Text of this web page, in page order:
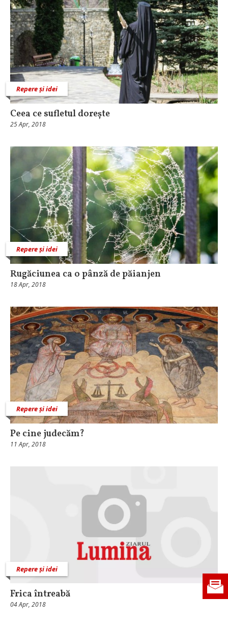
Repere și idei
Ceea ce sufletul dorește
25 Apr, 2018
Repere și idei
Rugăciunea ca o pânză de păianjen
18 Apr, 2018
Repere și idei
Pe cine judecăm?
11 Apr, 2018
Repere și idei
Frica întreabă
04 Apr, 2018